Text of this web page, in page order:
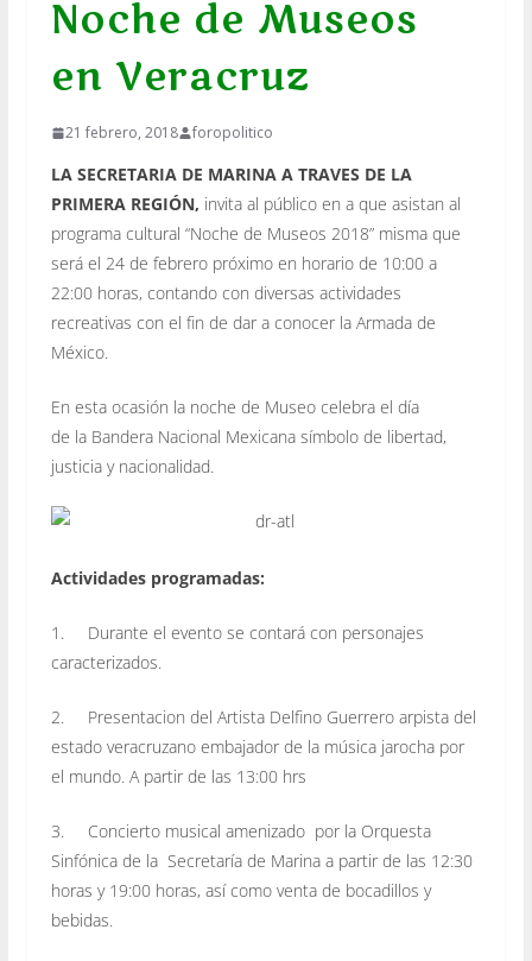
Noche de Museos
en Veracruz
21 febrero, 2018 foropolitico
LA SECRETARIA DE MARINA A TRAVES DE LA
PRIMERA REGIÓN, invita al público en a que asistan al
programa cultural “Noche de Museos 2018” misma que
será el 24 de febrero próximo en horario de 10:00 a
22:00 horas, contando con diversas actividades
recreativas con el fin de dar a conocer la Armada de
México.
En esta ocasión la noche de Museo celebra el día
de la Bandera Nacional Mexicana símbolo de libertad,
justicia y nacionalidad.
Actividades programadas:
1. Durante el evento se contará con personajes
caracterizados.
2. Presentacion del Artista Delfino Guerrero arpista del
estado veracruzano embajador de la música jarocha por
el mundo. A partir de las 13:00 hrs
3. Concierto musical amenizado por la Orquesta
Sinfónica de la Secretaría de Marina a partir de las 12:30
horas y 19:00 horas, así como venta de bocadillos y
bebidas.